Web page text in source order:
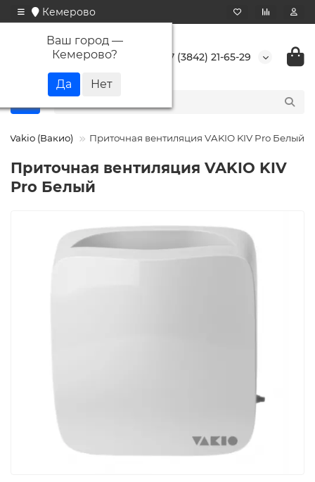
Кемерово
Ваш город —
Кемерово? +7 (3842) 21-65-29
Vakio (Вакио) Приточная вентиляция VAKIO KIV Pro Белый
Приточная вентиляция VAKIO KIV
Pro Белый